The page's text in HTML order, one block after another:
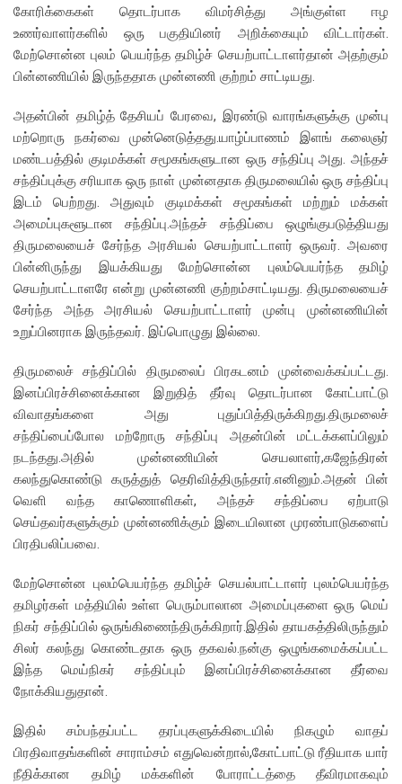
கோரிக்கைகள் தொடர்பாக விமர்சித்து அங்குள்ள ஈழ
உணர்வாளர்களில் ஒரு பகுதியினர் அறிக்கையும் விட்டார்கள்.
மேற்சொன்ன புலம் பெயர்ந்த தமிழ்ச் செயற்பாட்டாளர்தான் அதற்கும்
பின்னணியில் இருந்ததாக முன்னணி குற்றம் சாட்டியது.
அதன்பின் தமிழ்த் தேசியப் பேரவை, இரண்டு வாரங்களுக்கு முன்பு
மற்றொரு நகர்வை முன்னெடுத்தது.யாழ்ப்பாணம் இளங் கலைஞர்
மண்டபத்தில் குடிமக்கள் சமூகங்களுடான ஒரு சந்திப்பு அது. அந்தச்
சந்திப்புக்கு சரியாக ஒரு நாள் முன்னதாக திருமலையில் ஒரு சந்திப்பு
இடம் பெற்றது. அதுவும் குடிமக்கள் சமூகங்கள் மற்றும் மக்கள்
அமைப்புகளூடான சந்திப்பு.அந்தச் சந்திப்பை ஒழுங்குபடுத்தியது
திருமலையைச் சேர்ந்த அரசியல் செயற்பாட்டாளர் ஒருவர். அவரை
பின்னிருந்து இயக்கியது மேற்சொன்ன புலம்பெயர்ந்த தமிழ்
செயற்பாட்டாளரே என்று முன்னணி குற்றம்சாட்டியது. திருமலையைச்
சேர்ந்த அந்த அரசியல் செயற்பாட்டாளர் முன்பு முன்னணியின்
உறுப்பினராக இருந்தவர். இப்பொழுது இல்லை.
திருமலைச் சந்திப்பில் திருமலைப் பிரகடனம் முன்வைக்கப்பட்டது.
இனப்பிரச்சினைக்கான இறுதித் தீர்வு தொடர்பான கோட்பாட்டு
விவாதங்களை அது புதுப்பித்திருக்கிறது.திருமலைச்
சந்திப்பைப்போல மற்றோரு சந்திப்பு அதன்பின் மட்டக்களப்பிலும்
நடந்தது.அதில் முன்னணியின் செயலாளர்,கஜேந்திரன்
கலந்துகொண்டு கருத்துத் தெரிவித்திருந்தார்.எனினும்.அதன் பின்
வெளி வந்த காணொளிகள், அந்தச் சந்திப்பை ஏற்பாடு
செய்தவர்களுக்கும் முன்னணிக்கும் இடையிலான முரண்பாடுகளைப்
பிரதிபலிப்பவை.
மேற்சொன்ன புலம்பெயர்ந்த தமிழ்ச் செயல்பாட்டாளர் புலம்பெயர்ந்த
தமிழர்கள் மத்தியில் உள்ள பெரும்பாலான அமைப்புகளை ஒரு மெய்
நிகர் சந்திப்பில் ஒருங்கிணைந்திருக்கிறார்.இதில் தாயகத்திலிருந்தும்
சிலர் கலந்து கொண்டதாக ஒரு தகவல்.நன்கு ஒழுங்கமைக்கப்பட்ட
இந்த மெய்நிகர் சந்திப்பும் இனப்பிரச்சினைக்கான தீர்வை
நோக்கியதுதான்.
இதில் சம்பந்தப்பட்ட தரப்புகளுக்கிடையில் நிகழும் வாதப்
பிரதிவாதங்களின் சாராம்சம் எதுவென்றால்,கோட்பாட்டு ரீதியாக யார்
நீதிக்கான தமிழ் மக்களின் போராட்டத்தை தீவிரமாகவும்